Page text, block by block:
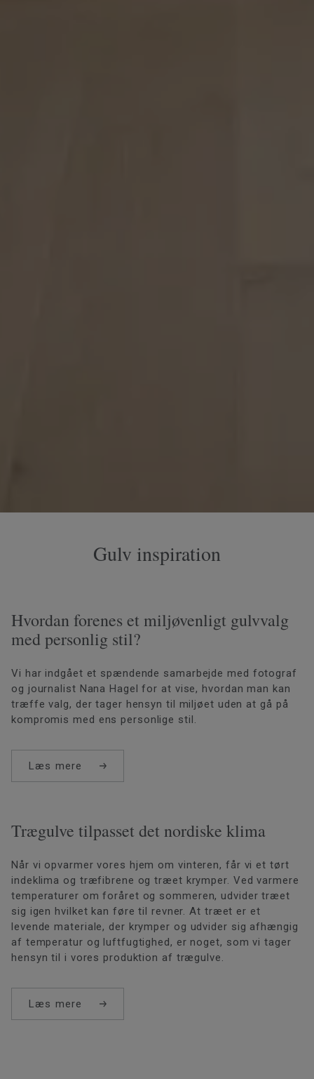
Gulv inspiration
Hvordan forenes et miljøvenligt gulvvalg
med personlig stil?
Vi har indgået et spændende samarbejde med fotograf
og journalist Nana Hagel for at vise, hvordan man kan
træffe valg, der tager hensyn til miljøet uden at gå på
kompromis med ens personlige stil.
Læs mere
Trægulve tilpasset det nordiske klima
Når vi opvarmer vores hjem om vinteren, får vi et tørt
indeklima og træfibrene og træet krymper. Ved varmere
temperaturer om foråret og sommeren, udvider træet
sig igen hvilket kan føre til revner. At træet er et
levende materiale, der krymper og udvider sig afhængig
af temperatur og luftfugtighed, er noget, som vi tager
hensyn til i vores produktion af trægulve.
Læs mere